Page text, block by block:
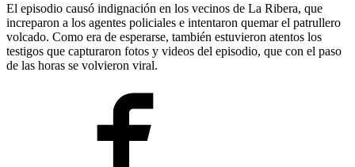
El episodio causó indignación en los vecinos de La Ribera, que
increparon a los agentes policiales e intentaron quemar el patrullero
volcado. Como era de esperarse, también estuvieron atentos los
testigos que capturaron fotos y videos del episodio, que con el paso
de las horas se volvieron viral.